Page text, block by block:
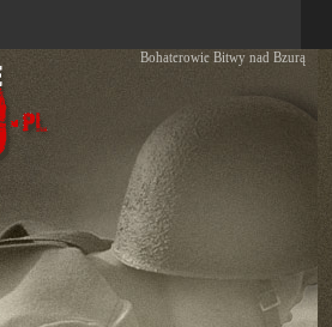
Bohaterowie Bitwy nad Bzurą